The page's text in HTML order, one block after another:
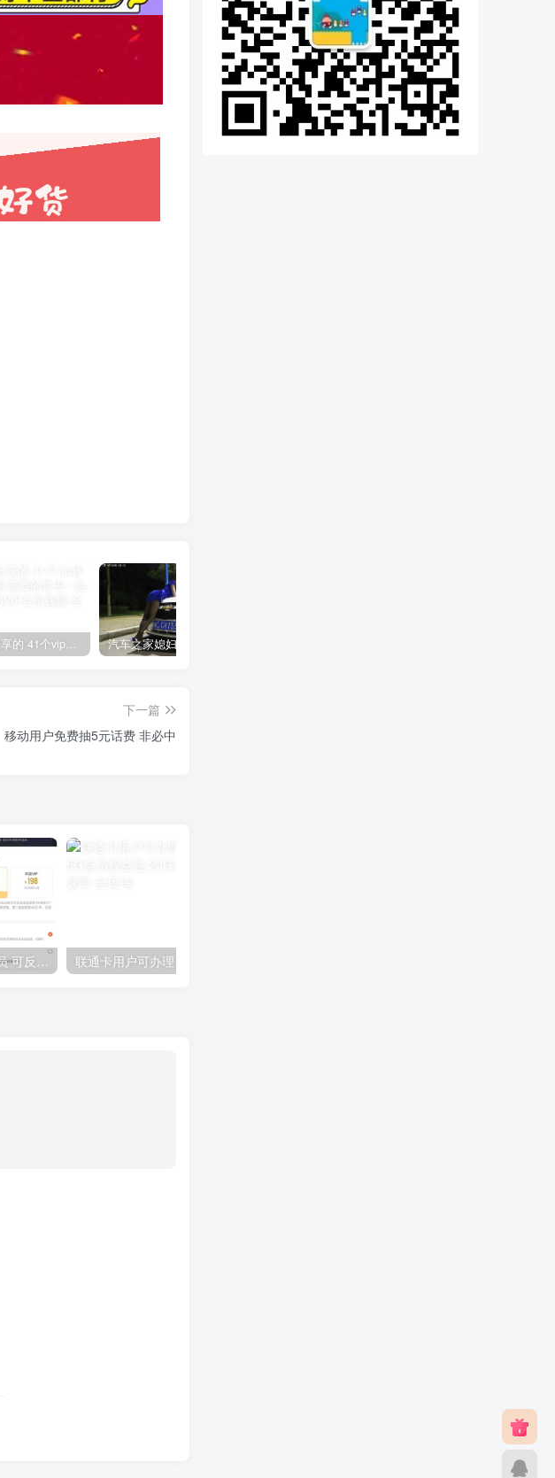
网上分享的 41个vip解析接口 有需要的拿去~ 免费看全网VIP会员视频
下一篇
移动用户免费抽5元话费 非必中
0.1元开7天优酷黄金会员 可反复开通需要关闭自动续费